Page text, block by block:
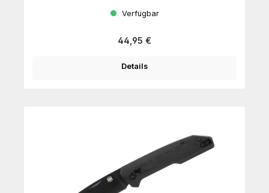
Verfügbar
Regulärer Preis:
44,95 €
Details